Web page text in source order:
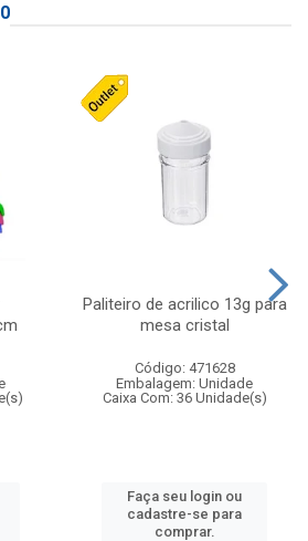
Paliteiro de acrilico 13g para
mesa cristal
Código: 471628
Embalagem: Unidade
Caixa Com: 36 Unidade(s)
Faça seu login ou
cadastre-se para
comprar.